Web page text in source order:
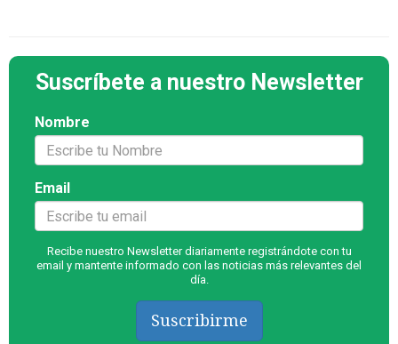
Suscríbete a nuestro Newsletter
Nombre
Email
Recibe nuestro Newsletter diariamente registrándote con tu
email y mantente informado con las noticias más relevantes del
día.
Suscribirme